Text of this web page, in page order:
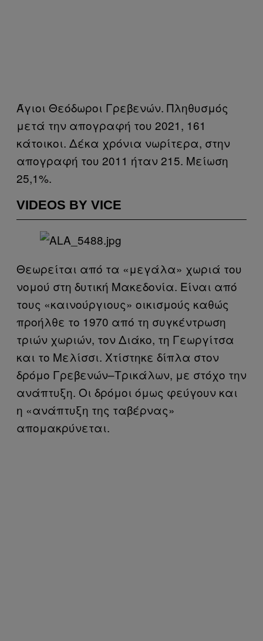
Άγιοι Θεόδωροι Γρεβενών. Πληθυσμός
μετά την απογραφή του 2021, 161
κάτοικοι. Δέκα χρόνια νωρίτερα, στην
απογραφή του 2011 ήταν 215. Μείωση
25,1%.
VIDEOS BY VICE
Θεωρείται από τα «μεγάλα» χωριά του
νομού στη δυτική Μακεδονία. Είναι από
τους «καινούργιους» οικισμούς καθώς
προήλθε το 1970 από τη συγκέντρωση
τριών χωριών, τον Διάκο, τη Γεωργίτσα
και το Μελίσσι. Χτίστηκε δίπλα στον
δρόμο Γρεβενών–Τρικάλων, με στόχο την
ανάπτυξη. Οι δρόμοι όμως φεύγουν και
η «ανάπτυξη της ταβέρνας»
απομακρύνεται.